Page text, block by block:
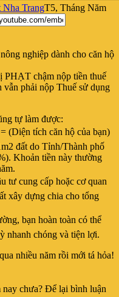
TrangT5, Tháng Năm
nghiệp dành cho căn hộ
PHẠT chậm nộp tiền thuế
vẫn phải nộp Thuế sử dụng
tự làm được:
(Diện tích căn hộ của bạn)
đất do Tỉnh/Thành phố
Khoản tiền này thường
tư cung cấp hoặc cơ quan
xây dựng chia cho tổng
bạn hoàn toàn có thể
nhanh chóng và tiện lợi.
nhiều năm rồi mới tá hỏa!
chưa? Để lại bình luận